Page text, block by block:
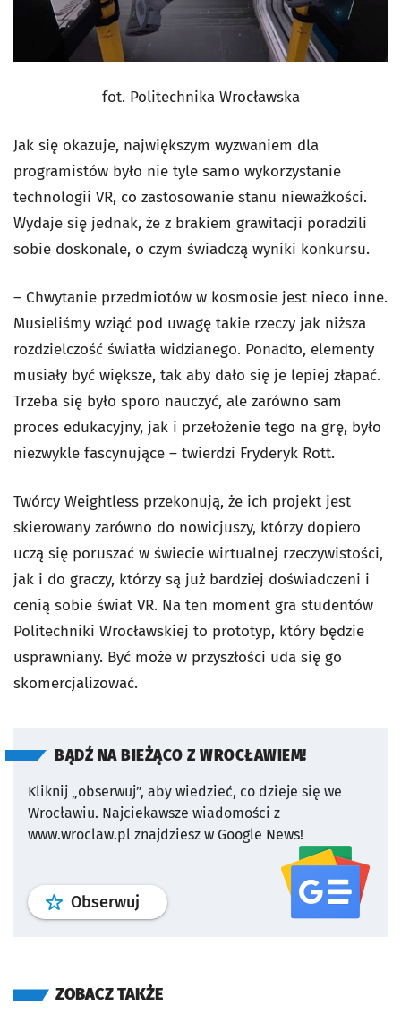
fot. Politechnika Wrocławska
Jak się okazuje, największym wyzwaniem dla
programistów było nie tyle samo wykorzystanie
technologii VR, co zastosowanie stanu nieważkości.
Wydaje się jednak, że z brakiem grawitacji poradzili
sobie doskonale, o czym świadczą wyniki konkursu.
– Chwytanie przedmiotów w kosmosie jest nieco inne.
Musieliśmy wziąć pod uwagę takie rzeczy jak niższa
rozdzielczość światła widzianego. Ponadto, elementy
musiały być większe, tak aby dało się je lepiej złapać.
Trzeba się było sporo nauczyć, ale zarówno sam
proces edukacyjny, jak i przełożenie tego na grę, było
niezwykle fascynujące – twierdzi Fryderyk Rott.
Twórcy Weightless przekonują, że ich projekt jest
skierowany zarówno do nowicjuszy, którzy dopiero
uczą się poruszać w świecie wirtualnej rzeczywistości,
jak i do graczy, którzy są już bardziej doświadczeni i
cenią sobie świat VR. Na ten moment gra studentów
Politechniki Wrocławskiej to prototyp, który będzie
usprawniany. Być może w przyszłości uda się go
skomercjalizować.
BĄDŹ NA BIEŻĄCO Z WROCŁAWIEM!
Kliknij „obserwuj”, aby wiedzieć, co dzieje się we
Wrocławiu. Najciekawsze wiadomości z
www.wroclaw.pl znajdziesz w Google News!
Obserwuj profil serwisu
ZOBACZ TAKŻE